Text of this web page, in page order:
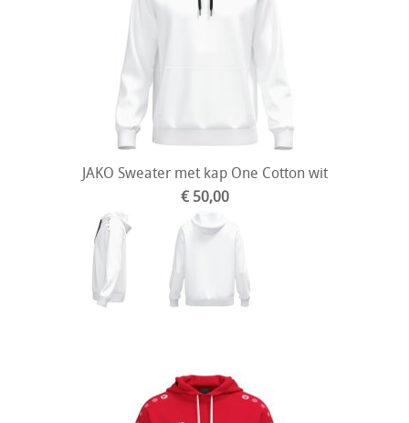
JAKO Sweater met kap One Cotton wit
€ 50,00